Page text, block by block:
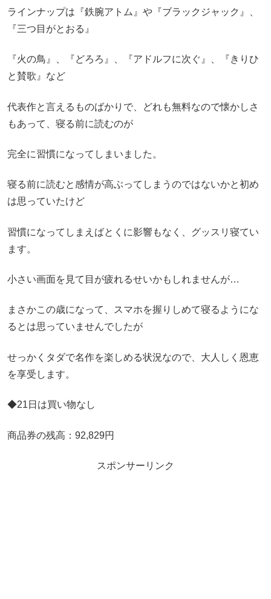
ラインナップは『鉄腕アトム』や『ブラックジャック』、
『三つ目がとおる』
『火の鳥』、『どろろ』、『アドルフに次ぐ』、『きりひ
と賛歌』など
代表作と言えるものばかりで、どれも無料なので懐かしさ
もあって、寝る前に読むのが
完全に習慣になってしまいました。
寝る前に読むと感情が高ぶってしまうのではないかと初め
は思っていたけど
習慣になってしまえばとくに影響もなく、グッスリ寝てい
ます。
小さい画面を見て目が疲れるせいかもしれませんが…
まさかこの歳になって、スマホを握りしめて寝るようにな
るとは思っていませんでしたが
せっかくタダで名作を楽しめる状況なので、大人しく恩恵
を享受します。
◆21日は買い物なし
商品券の残高：92,829円
スポンサーリンク